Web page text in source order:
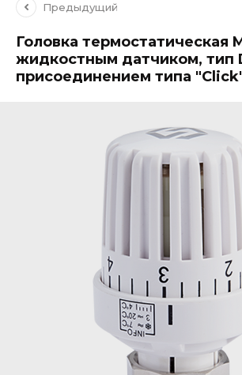
Предыдущий
Головка термостатическая
жидкостным датчиком, тип
присоединением типа